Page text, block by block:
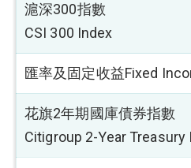
滬深300指數
CSI 300 Index
匯率及固定收益Fixed
花旗2年期國庫債券指數
Citigroup 2-Year Treasury